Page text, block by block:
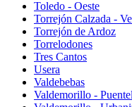
Toledo - Oeste
Torrejón Calzada -
Torrejón de Ardoz
Torrelodones
Tres Cantos
Usera
Valdebebas
Valdemorillo -